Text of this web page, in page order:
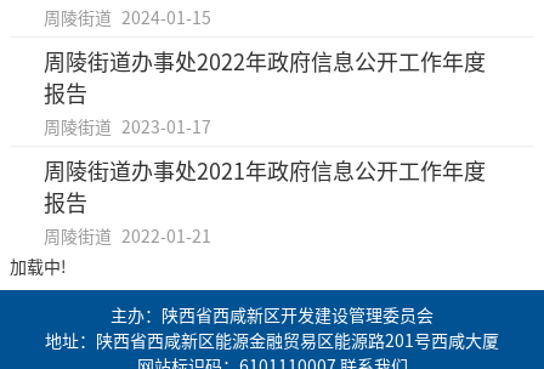
周陵街道 2024-01-15
周陵街道办事处2022年政府信息公开工作年度
报告
周陵街道 2023-01-17
周陵街道办事处2021年政府信息公开工作年度
报告
周陵街道 2022-01-21
加载中!
主办：陕西省西咸新区开发建设管理委员会
地址：陕西省西咸新区能源金融贸易区能源路201号西咸大厦